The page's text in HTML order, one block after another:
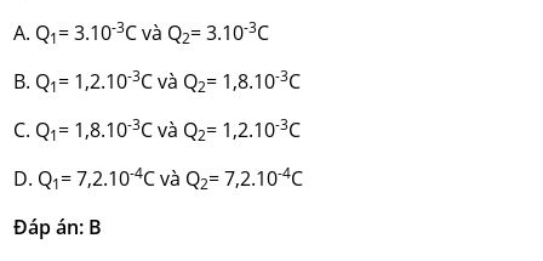
A. Q1= 3.10-3C và Q2= 3.10-3C
B. Q1= 1,2.10-3C và Q2= 1,8.10-3C
C. Q1= 1,8.10-3C và Q2= 1,2.10-3C
D. Q1= 7,2.10-4C và Q2= 7,2.10-4C
Đáp án: B